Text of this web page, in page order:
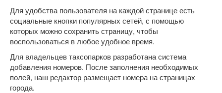
Для удобства пользователя на каждой странице есть
социальные кнопки популярных сетей, с помощью
которых можно сохранить страницу, чтобы
воспользоваться в любое удобное время.
Для владельцев таксопарков разработана система
добавления номеров. После заполнения необходимых
полей, наш редактор размещает номера на страницах
города.